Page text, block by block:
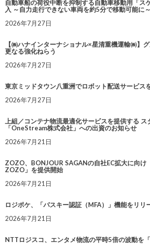
自動車船の荷役中断を抑制する自動車移動用「ス
入 ～自力走行できない車両を約5分で移動可能に～
2026年7月27日
【㈱ハナインターナショナル×星清重機運輸㈱】
更なる強化ねらう
2026年7月27日
東京ミッドタウン八重洲でロボット配送サービス
2026年7月27日
上組／コンテナ物流最適化サービスを提供する
「OneStream株式会社」への出資のお知らせ
2026年7月21日
ZOZO、BONJOUR SAGANの自社EC拡大に向
ZOZO」を提供開始
2026年7月21日
ロジポケ、「パスキー認証（MFA）」機能をリリ
2026年7月21日
NTTロジスコ、エンタメ物流の平時5倍の波動を